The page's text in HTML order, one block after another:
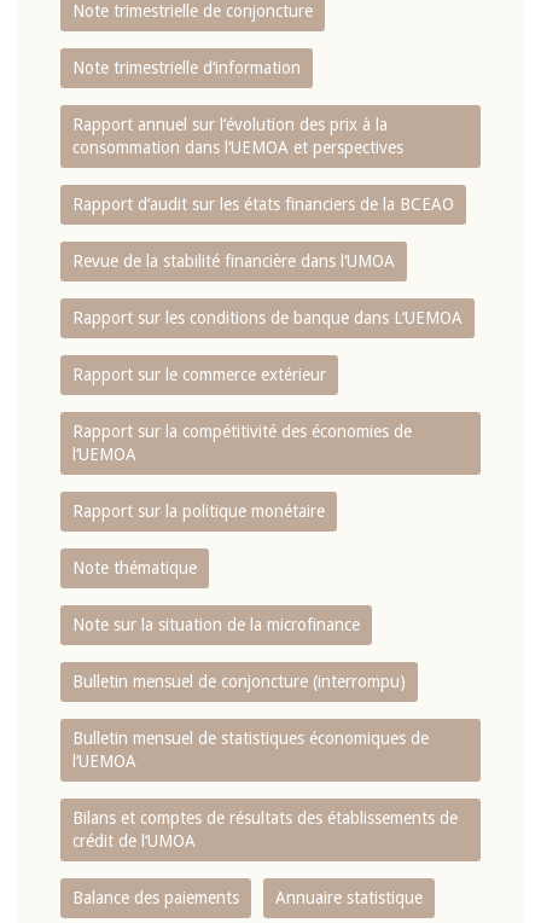
Note trimestrielle de conjoncture
Note trimestrielle d‘information
Rapport annuel sur l‘évolution des prix à la
consommation dans l‘UEMOA et perspectives
Rapport d‘audit sur les états financiers de la BCEAO
Revue de la stabilité financière dans l‘UMOA
Rapport sur les conditions de banque dans L‘UEMOA
Rapport sur le commerce extérieur
Rapport sur la compétitivité des économies de
l‘UEMOA
Rapport sur la politique monétaire
Note thématique
Note sur la situation de la microfinance
Bulletin mensuel de conjoncture (interrompu)
Bulletin mensuel de statistiques économiques de
l‘UEMOA
Bilans et comptes de résultats des établissements de
crédit de l‘UMOA
Balance des paiements Annuaire statistique